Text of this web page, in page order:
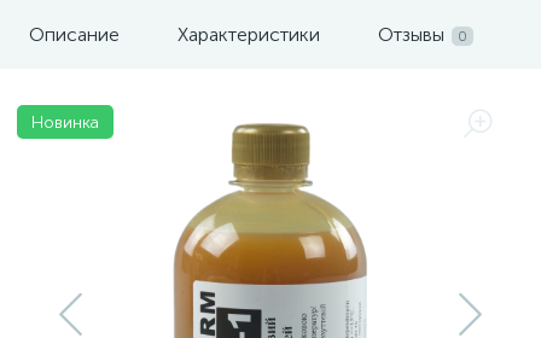
Описание Характеристики Отзывы 0
Новинка